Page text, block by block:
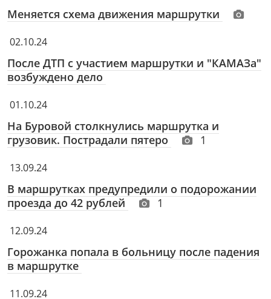
Меняется схема движения маршрутки
02.10.24
После ДТП с участием маршрутки и "КАМАЗа"
возбуждено дело
01.10.24
На Буровой столкнулись маршрутка и
грузовик. Пострадали пятеро
1
13.09.24
В маршрутках предупредили о подорожании
проезда до 42 рублей
1
12.09.24
Горожанка попала в больницу после падения
в маршрутке
11.09.24